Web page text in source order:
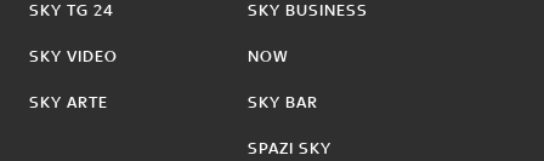
SKY TG 24
SKY VIDEO
SKY ARTE
SKY BUSINESS
NOW
SKY BAR
SPAZI SKY